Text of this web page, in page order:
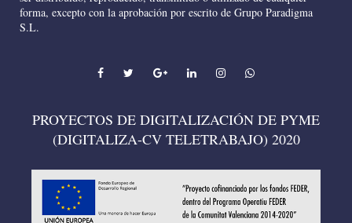
forma, excepto con la aprobación por escrito de Grupo Paradigma
S.L.
PROYECTOS DE DIGITALIZACIÓN DE PYME
(DIGITALIZA-CV TELETRABAJO) 2020